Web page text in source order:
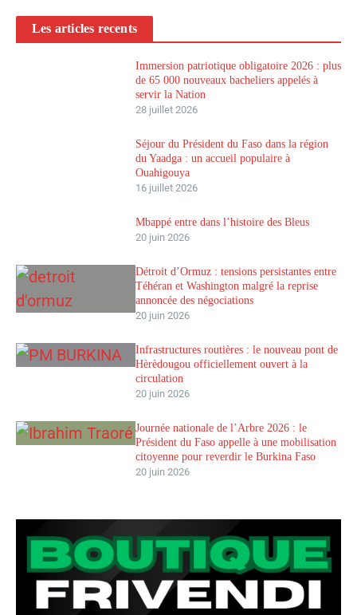
Les articles recents
Immersion patriotique obligatoire 2026 : plus
de 65 000 nouveaux bacheliers appelés à
servir la Nation
28 juillet 2026
Séjour du Président du Faso dans la région
du Yaadga : un accueil populaire à
Ouahigouya
16 juillet 2026
Mbappé entre dans l’histoire des Bleus
20 juin 2026
Détroit d’Ormuz : tensions persistantes entre
Téhéran et Washington malgré la reprise
annoncée des négociations
20 juin 2026
Infrastructures routières : le nouveau pont de
Hèrèdougou officiellement ouvert à la
circulation
20 juin 2026
Journée nationale de l’Arbre 2026 : le
Président du Faso appelle à une mobilisation
citoyenne pour reverdir le Burkina Faso
20 juin 2026